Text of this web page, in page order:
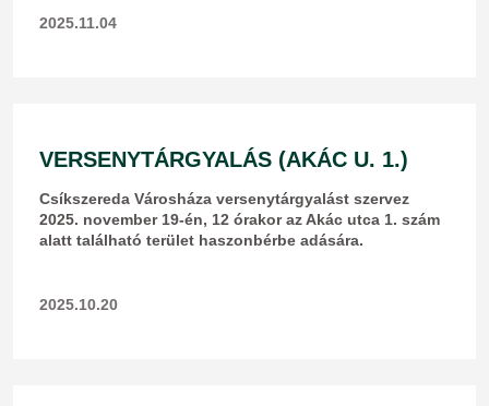
2025.11.04
VERSENYTÁRGYALÁS (AKÁC U. 1.)
Csíkszereda Városháza versenytárgyalást szervez
2025. november 19-én, 12 órakor az Akác utca 1. szám
alatt található terület haszonbérbe adására.
2025.10.20